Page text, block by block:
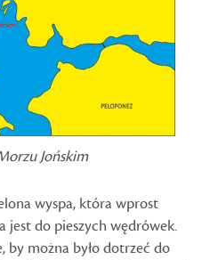
Jońskim
wyspa, która wprost
jest do pieszych wędrówek.
by można było dotrzeć do